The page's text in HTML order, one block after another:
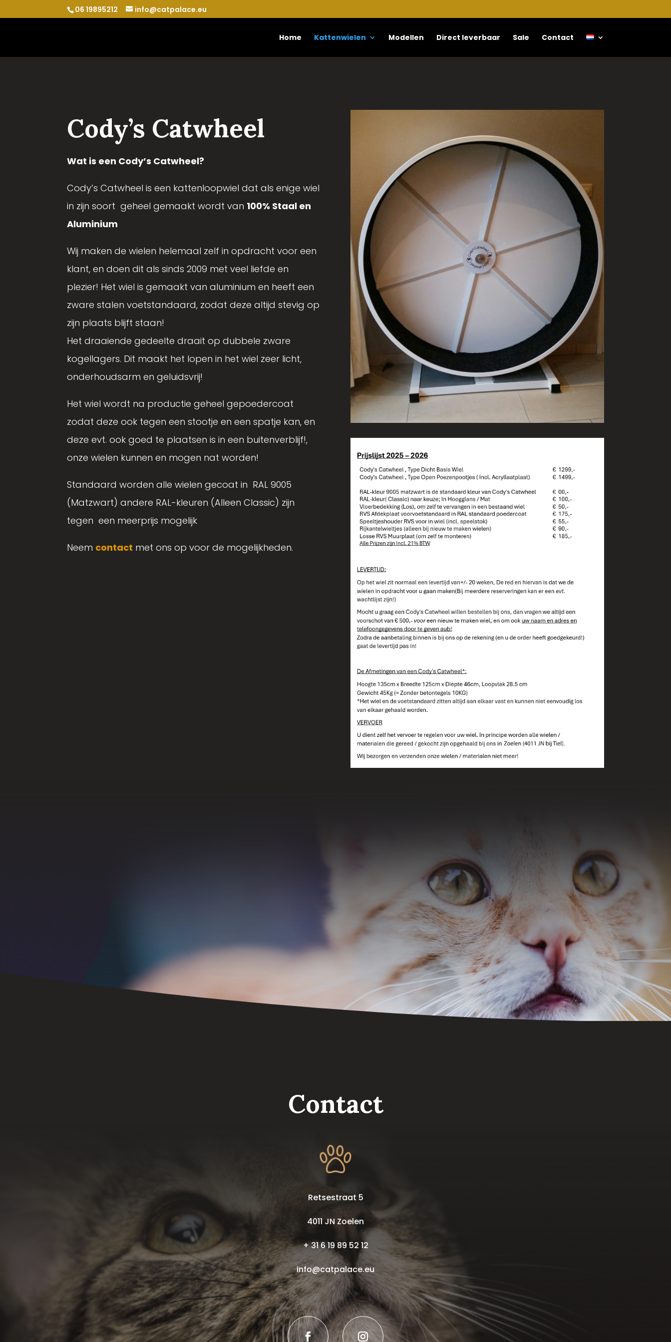
06 19895212 info@catpalace.eu
Home Kattenwielen Modellen Direct leverbaar Sale Contact
Cody’s Catwheel
Wat is een Cody’s Catwheel?
Cody’s Catwheel is een kattenloopwiel dat als enige wiel
in zijn soort geheel gemaakt wordt van 100% Staal en
Aluminium
Wij maken de wielen helemaal zelf in opdrachtvoor een
klant, en doen dit als sinds 2009 met veel liefde en
plezier! Het wiel is gemaakt van aluminium en heeft een
zware stalen voetstandaard, zodat deze altijd stevig op
zijn plaats blijft staan!
Het draaiende gedeelte draait op dubbele zware
kogellagers. Dit maakt het lopen in het wiel zeer licht,
onderhoudsarm en geluidsvrij!
Het wiel wordt na productie geheel gepoedercoat
zodat deze ook tegen een stootje en een spatje kan, en
deze evt. ook goed te plaatsen is in een buitenverblijf!,
onze wielen kunnen en mogen nat worden!
Standaard worden alle wielen gecoat in RAL 9005
(Matzwart) andere RAL-kleuren (Alleen Classic) zijn
tegen een meerprijs mogelijk
Neem contact met ons op voor de mogelijkheden.
Contact
Retsestraat 5
4011 JN Zoelen
+ 31 6 19 89 52 12
info@catpalace.eu